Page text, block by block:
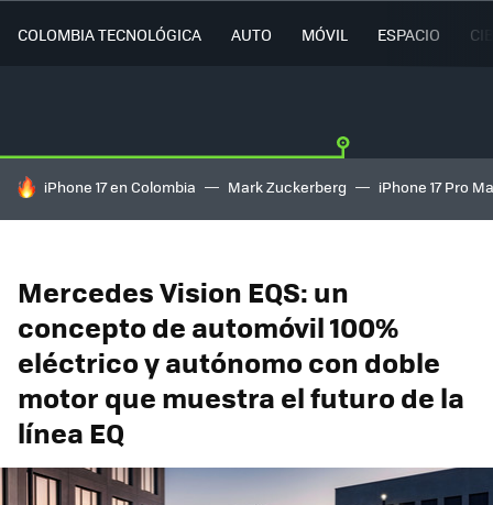
COLOMBIA TECNOLÓGICA AUTO MÓVIL ESPACIO
HOY SE HABLA DE
iPhone 17 en Colombia Mark Zuckerberg iPhone 17 Pro
Mercedes Vision EQS: un
concepto de automóvil 100%
eléctrico y autónomo con doble
motor que muestra el futuro de la
línea EQ